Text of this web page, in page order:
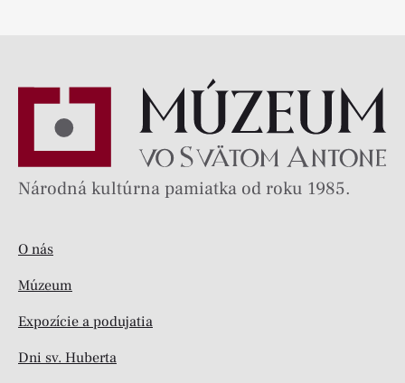
Národná kultúrna pamiatka od roku 1985.
O nás
Múzeum
Expozície a podujatia
Dni sv. Huberta